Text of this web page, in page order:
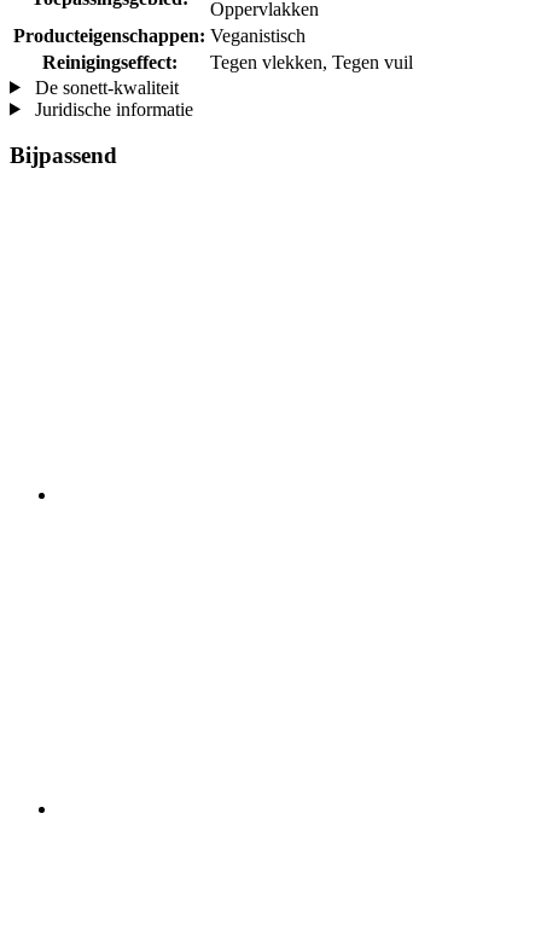
Oppervlakken
Producteigenschappen: Veganistisch
Reinigingseffect:
Tegen vlekken, Tegen vuil
De sonett-kwaliteit
Juridische informatie
Bijpassend